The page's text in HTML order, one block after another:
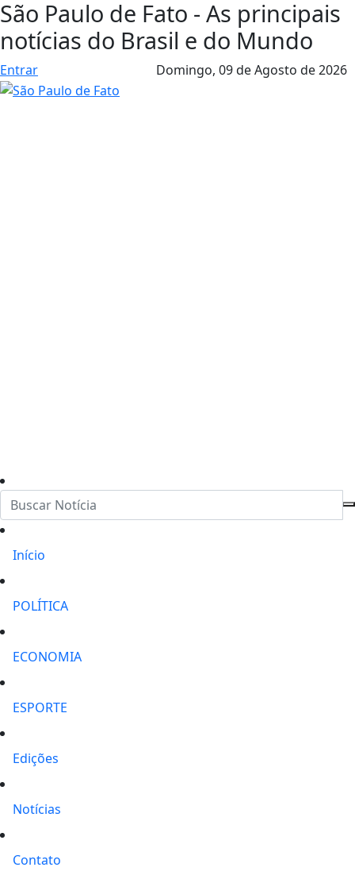
São Paulo de Fato - As principais
notícias do Brasil e do Mundo
Entrar Domingo, 09 de Agosto de 2026
Início
POLÍTICA
ECONOMIA
ESPORTE
Edições
Notícias
Contato